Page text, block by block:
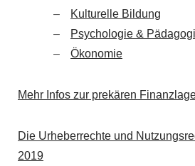
Kulturelle Bildung
Psychologie &
Ökonomie
Mehr Infos zur prekären
Die Urheberrechte und
2019